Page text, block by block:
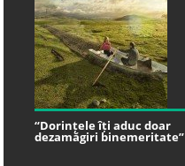
“Dorințele îți aduc doar
dezamăgiri binemeritate”